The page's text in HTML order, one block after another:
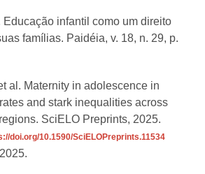
Educação infantil como um direito
famílias. Paidéia, v. 18, n. 29, p.
al. Maternity in adolescence in
and stark inequalities across
SciELO Preprints, 2025.
doi.org/10.1590/SciELOPreprints.11534